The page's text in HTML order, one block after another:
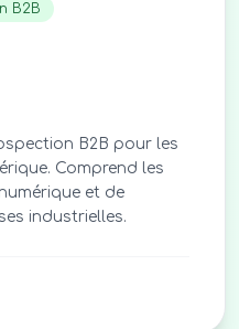
B2B
B2B pour les
Comprend les
et de
industrielles.